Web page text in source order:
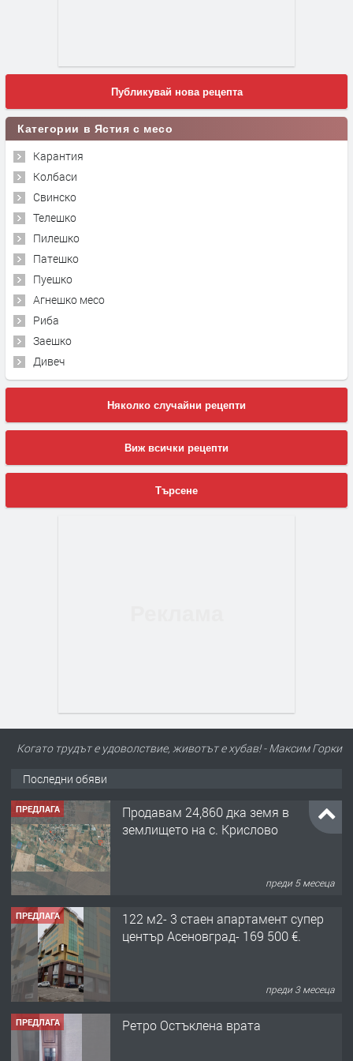
Публикувай нова рецепта
Категории в Ястия с месо
Карантия
Колбаси
Свинско
Телешко
Пилешко
Патешко
Пуешко
Агнешко месо
Риба
Заешко
Дивеч
Няколко случайни рецепти
Виж всички рецепти
Търсене
Когато трудът е удоволствие, животът е хубав! - Максим Горки
Последни обяви
ПРЕДЛАГА
Продавам 24,860 дка земя в
ПРЕДЛАГА
122 м2- 3 стаен апартамент супер
център Асеновград- 169 500 €.
ПРЕДЛАГА Ретро Остъклена врата
ПРЕДЛАГА
🌟HYUNDAI i10 - 2024 | Само 55 лв./